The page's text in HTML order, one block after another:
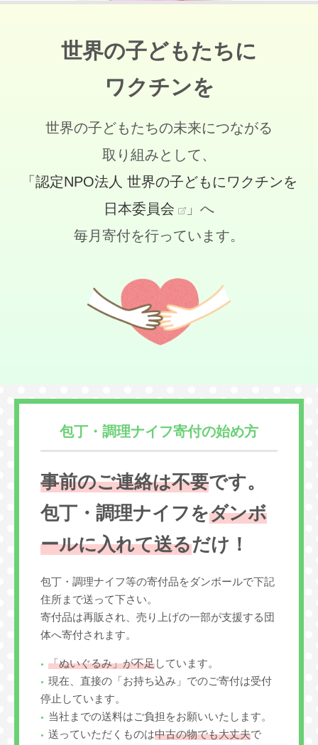
世界の子どもたちに
ワクチンを
世界の子どもたちの未来につながる
取り組みとして、
「認定NPO法人 世界の子どもにワクチンを
日本委員会
」へ
毎月寄付を行っています。
包丁・調理ナイフ寄付の始め方
事前のご連絡は不要です。
包丁・調理ナイフをダンボ
ールに入れて送るだけ！
包丁・調理ナイフ等の寄付品をダンボールで下記
住所まで送って下さい。
寄付品は再販され、売り上げの一部が支援する団
体へ寄付されます。
「ぬいぐるみ」が不足しています。
現在、直接の「お持ち込み」でのご寄付は受付
停止しています。
当社までの送料はご負担をお願いいたします。
送っていただくものは中古の物でも大丈夫で